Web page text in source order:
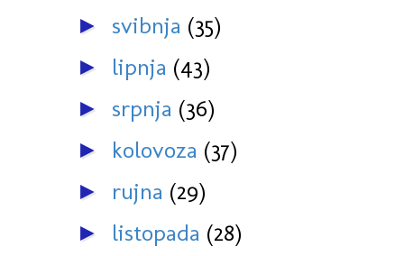
► svibnja (35)
► lipnja (43)
► srpnja (36)
► kolovoza (37)
► rujna (29)
► listopada (28)